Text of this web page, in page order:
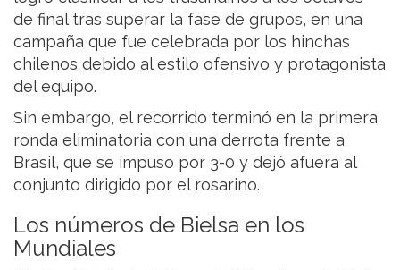
de final tras superar la fase de grupos, en una
campaña que fue celebrada por los hinchas
chilenos debido al estilo ofensivo y protagonista
del equipo.
Sin embargo, el recorrido terminó en la primera
ronda eliminatoria con una derrota frente a
Brasil, que se impuso por 3-0 y dejó afuera al
conjunto dirigido por el rosarino.
Los números de Bielsa en los
Mundiales